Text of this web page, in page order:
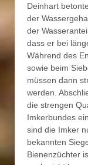
Deinhart
der
der
dass er bei
Während des
sowie beim
müssen dann
werden.
die strengen
Imkerbundes
sind die Imker
bekannten
Bienenzüchter